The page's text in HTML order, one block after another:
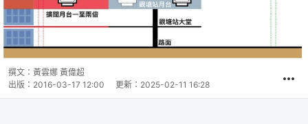
撰文： 黃雲娜 黃偉超
出版： 2016-03-17 12:00 更新： 2025-02-11 16:28